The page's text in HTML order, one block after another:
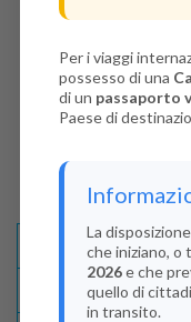
Per i viaggi
possesso di una
di un passaporto
Paese di
La
che iniziano, o
2026e che
quello di
in transito.